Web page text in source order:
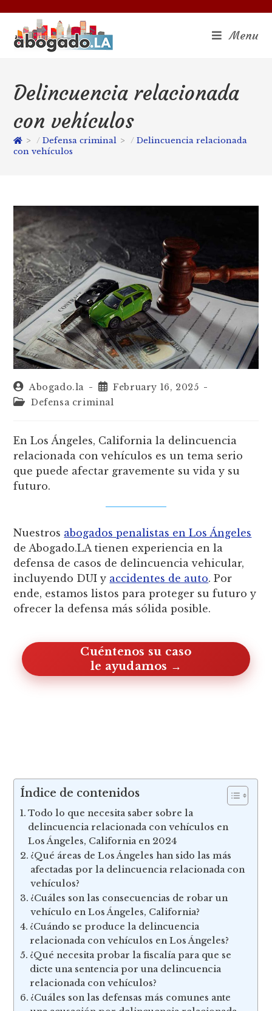
Menu
Delincuencia relacionada
con vehículos
> Defensa criminal >
Delincuencia relacionada
con vehículos
Abogado.la
February 16, 2025
Defensa criminal
En Los Ángeles, California la delincuencia
relacionada con vehículos es un tema serio
que puede afectar gravemente su vida y su
futuro.
Nuestros abogados penalistas en Los Ángeles
de Abogado.LA tienen experiencia en la
defensa de casos de delincuencia vehicular,
incluyendo DUI y accidentes de auto. Por
ende, estamos listos para proteger su futuro y
ofrecer la defensa más sólida posible.
Cuéntenos su caso, le ayudamos
Índice de contenidos
Todo lo que necesita saber sobre la
delincuencia relacionada con vehículos en
Los Ángeles, California en 2024
¿Qué áreas de Los Ángeles han sido las más
afectadas por la delincuencia relacionada con
vehículos?
¿Cuáles son las consecuencias de robar un
vehículo en Los Ángeles, California?
¿Cuándo se produce la delincuencia
relacionada con vehículos en Los Ángeles?
¿Qué necesita probar la fiscalía para que se
dicte una sentencia por una delincuencia
relacionada con vehículos?
¿Cuáles son las defensas más comunes ante